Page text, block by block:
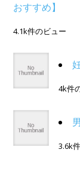
おすすめ】
4.1k件のビュー
4k件
3.6k